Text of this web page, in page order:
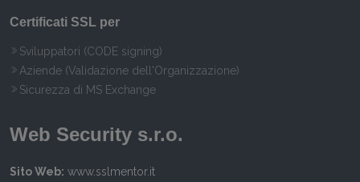
Certificati SSL per
Sviluppatori (CODE signing)
Aziende (Validazione dell'Organizzazione)
Sicurezza di MS Exchange
Web Security s.r.o.
Sito Web: www.sslmentor.it